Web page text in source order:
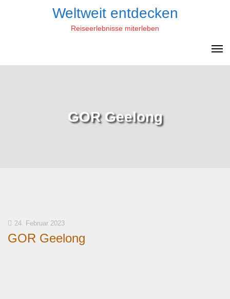
Weltweit entdecken
Reiseerlebnisse miterleben
GOR Geelong
24. Februar 2023
GOR Geelong